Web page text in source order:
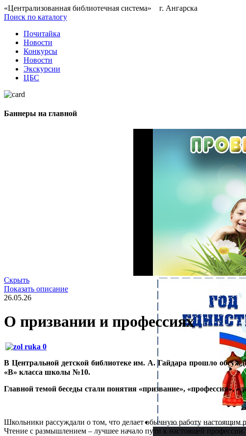
«Централизованная библиотечная система» г. Ангарска
Поиск по каталогу
Почитайка
Новости
Конкурсы
Новости
Экскурсии
ЦБС
Баннеры на главной
Скрыть
Показать описание
26.05.26
О призвании и профессиях
В Центральной детской библиотеке им. А. Гайдара прошло
«В» класса школы №10.
Главной темой беседы стали понятия «призвание», «профессия»,
Школьники рассуждали о том, что делает обычную работу настоящим
Чтение с размышлением – лучшее начало пути к настоящей профессии.